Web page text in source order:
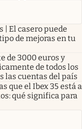
| El casero puede
de mejoras en tu
de 3000 euros y
de todos los
las cuentas del país
que el Ibex 35 está a
qué significa para